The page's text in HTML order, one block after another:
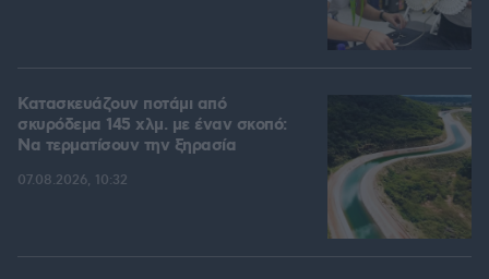
Κατασκευάζουν ποτάμι από
σκυρόδεμα 145 χλμ. με έναν σκοπό:
Να τερματίσουν την ξηρασία
07.08.2026, 10:32